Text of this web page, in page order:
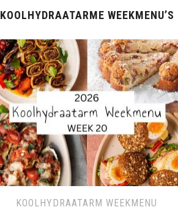
KOOLHYDRAATARME WEEKMENU’S
KOOLHYDRAATARM WEEKMENU